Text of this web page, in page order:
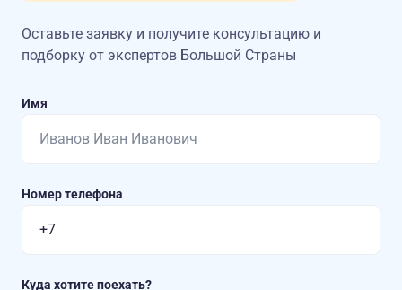
Оставьте заявку и получите консультацию и
подборку от экспертов Большой Страны
Имя
Номер телефона
Куда хотите поехать?